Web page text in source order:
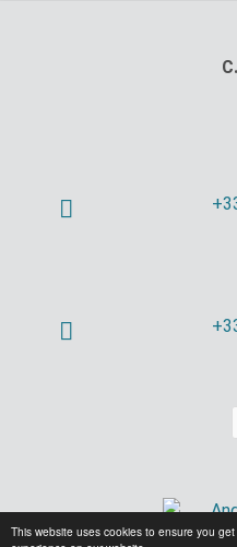
This website uses cookies to ensure you